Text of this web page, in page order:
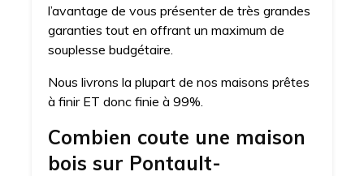
l’avantage de vous présenter de très grandes
garanties tout en offrant un maximum de
souplesse budgétaire.
Nous livrons la plupart de nos maisons prêtes
à finir ET donc finie à 99%.
Combien coute une maison
bois sur Pontault-